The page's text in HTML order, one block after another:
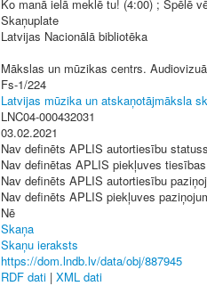
Ko manā ielā meklē tu! (4:00) ; Spēlē
Skaņuplate
Latvijas Nacionālā bibliotēka
Mākslas un mūzikas centrs.
Fs-1/224
Latvijas mūzika un atskaņotājmāksla
LNC04-000432031
03.02.2021
Nav definēts APLIS autortiesību statuss
Nav definētas APLIS piekļuves tiesības
Nav definēts APLIS autortiesību
Nav definēts APLIS piekļuves
Nē
Skaņa
Skaņu ieraksts
https://dom.lndb.lv/data/obj/887945
RDF dati | XML dati